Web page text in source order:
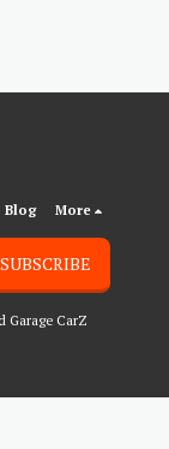
Blog More
SUBSCRIBE
Garage CarZ